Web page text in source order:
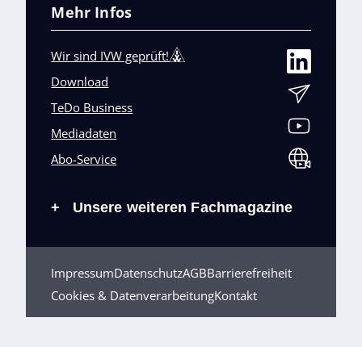
Mehr Infos
Wir sind IVW geprüft!
Download
TeDo Business
Mediadaten
Abo-Service
+ Unsere weiteren Fachmagazine
ImpressumDatenschutzAGBBarrierefreiheit
Cookies & DatenverarbeitungKontakt